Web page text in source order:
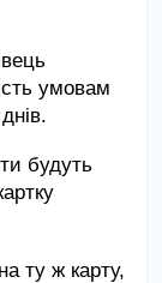
умовам
будуть
ту ж карту,